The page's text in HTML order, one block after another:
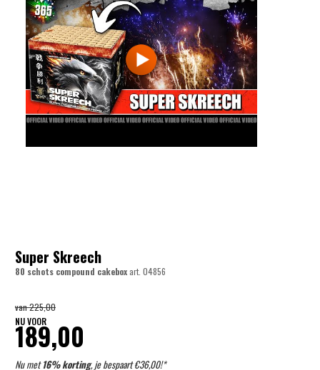
Super Skreech
80 schots compound cakeboxart. 04856
van225,00
NU VOOR
189,00
Nu met16% korting, je bespaart €36,00!*